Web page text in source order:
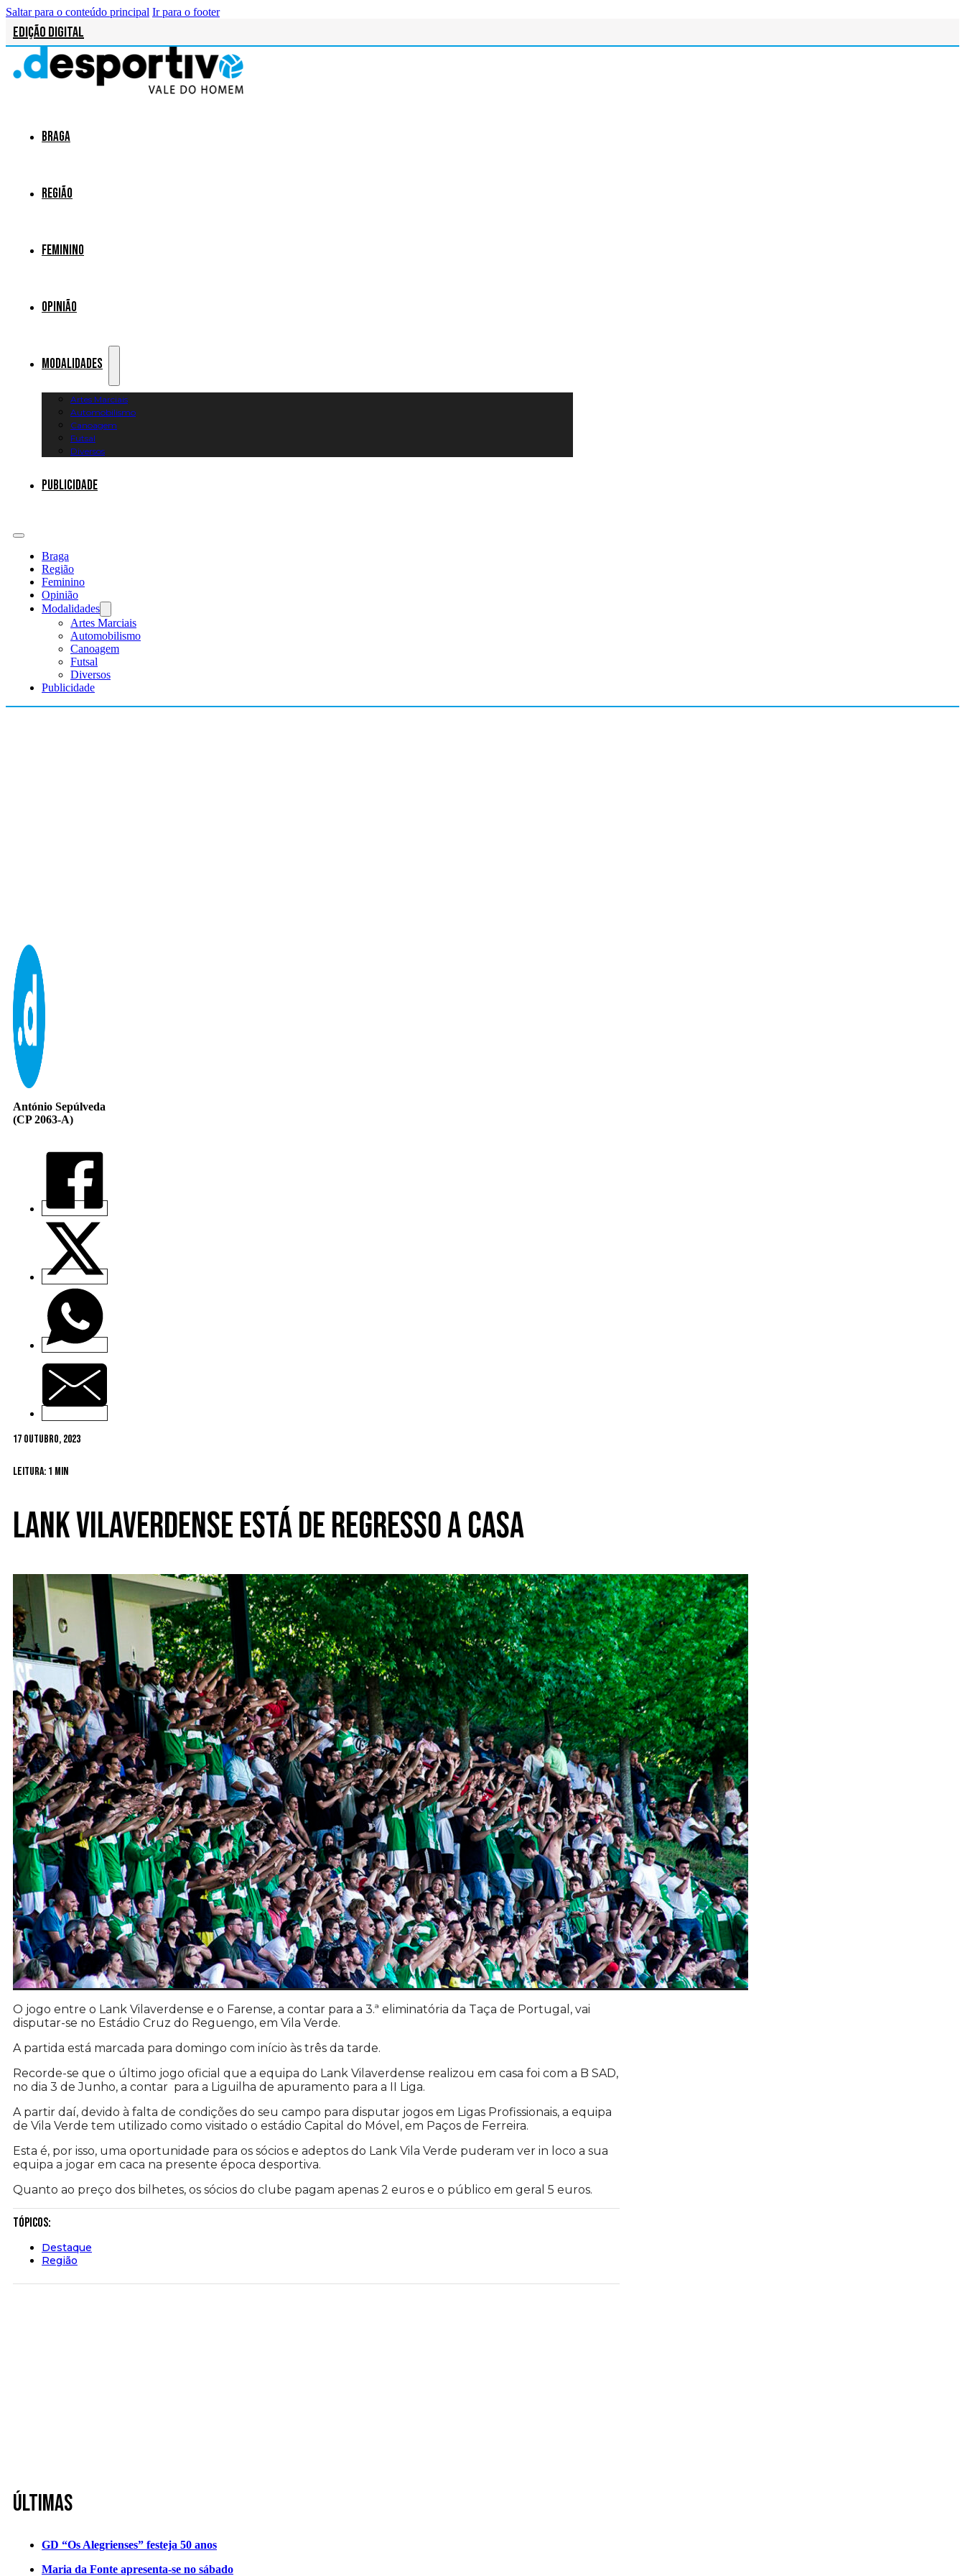
Saltar para o conteúdo principal Ir para o footer
Edição Digital
Braga
Região
Feminino
Opinião
Modalidades
Artes Marciais
Automobilismo
Canoagem
Futsal
Diversos
Publicidade
Braga
Região
Feminino
Opinião
Modalidades
Artes Marciais
Automobilismo
Canoagem
Futsal
Diversos
Publicidade
António Sepúlveda
(CP 2063-A)
17 Outubro, 2023
Leitura: 1 min
Lank Vilaverdense está de regresso a casa
O jogo entre o Lank Vilaverdense e o Farense, a contar para a 3.ª eliminatória da Taça de Portugal, vai
disputar-se no Estádio Cruz do Reguengo, em Vila Verde.
A partida está marcada para domingo com início às três da tarde.
Recorde-se que o último jogo oficial que a equipa do Lank Vilaverdense realizou em casa foi com a B SAD,
no dia 3 de Junho, a contar para a Liguilha de apuramento para a II Liga.
A partir daí, devido à falta de condições do seu campo para disputar jogos em Ligas Profissionais, a equipa
de Vila Verde tem utilizado como visitado o estádio Capital do Móvel, em Paços de Ferreira.
Esta é, por isso, uma oportunidade para os sócios e adeptos do Lank Vila Verde puderam ver in loco a sua
equipa a jogar em caca na presente época desportiva.
Quanto ao preço dos bilhetes, os sócios do clube pagam apenas 2 euros e o público em geral 5 euros.
Tópicos:
Destaque
Região
Últimas
GD “Os Alegrienses” festeja 50 anos
Maria da Fonte apresenta-se no sábado